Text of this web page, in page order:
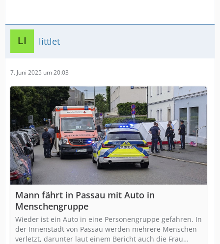
littlet
7. Juni 2025 um 20:03
Mann fährt in Passau mit Auto in
Menschengruppe
Wieder ist ein Auto in eine Personengruppe gefahren. In
der Innenstadt von Passau werden mehrere Menschen
verletzt, darunter laut einem Bericht auch die Frau…